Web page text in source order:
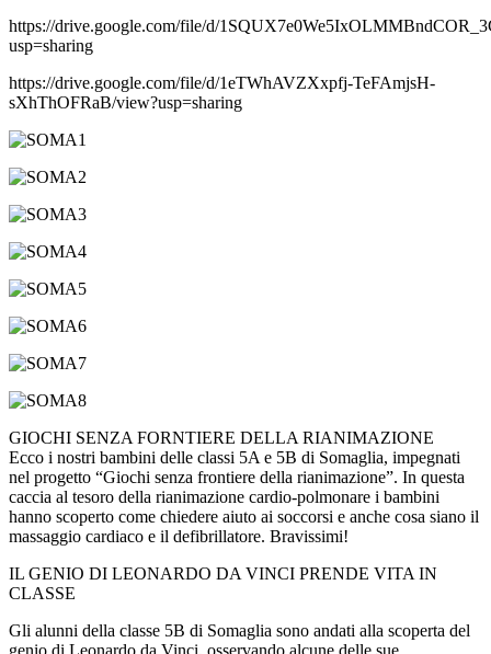
https://drive.google.com/file/d/
usp=sharing
https://drive.google.com/file/d/1eTWhAVZXxpfj-TeFAmjsH-
sXhThOFRaB/view?usp=sharing
GIOCHI SENZA FORNTIERE DELLA RIANIMAZIONE
Ecco i nostri bambini delle classi 5A e 5B di Somaglia, impegnati
nel progetto “Giochi senza frontiere della rianimazione”. In questa
caccia al tesoro della rianimazione cardio-polmonare i bambini
hanno scoperto come chiedere aiuto ai soccorsi e anche cosa siano il
massaggio cardiaco e il defibrillatore. Bravissimi!
IL GENIO DI LEONARDO DA VINCI PRENDE VITA IN
CLASSE
Gli alunni della classe 5B di Somaglia sono andati alla scoperta del